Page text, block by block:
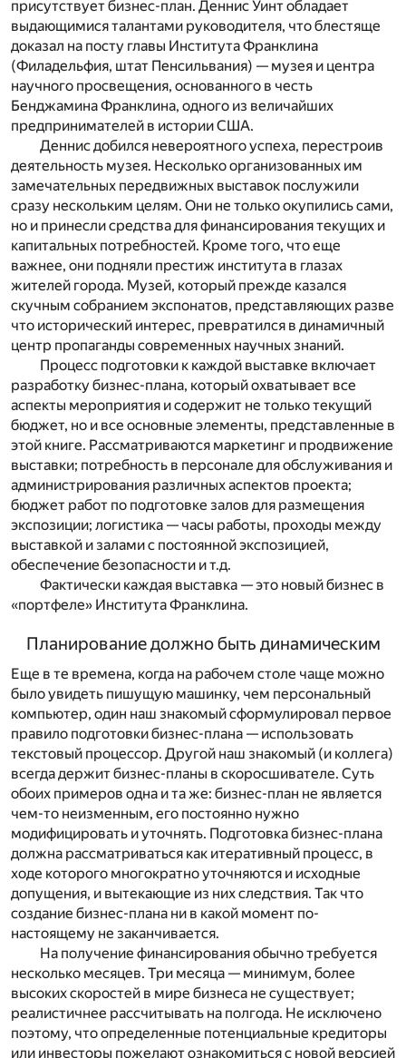
присутствует бизнес-план. Деннис Уинт обладает
выдающимися талантами руководителя, что блестяще
доказал на посту главы Института Франклина
(Филадельфия, штат Пенсильвания) — музея и центра
научного просвещения, основанного в честь
Бенджамина Франклина, одного из величайших
предпринимателей в истории США.
Деннис добился невероятного успеха, перестроив
деятельность музея. Несколько организованных им
замечательных передвижных выставок послужили
сразу нескольким целям. Они не только окупились сами,
но и принесли средства для финансирования текущих и
капитальных потребностей. Кроме того, что еще
важнее, они подняли престиж института в глазах
жителей города. Музей, который прежде казался
скучным собранием экспонатов, представляющих разве
что исторический интерес, превратился в динамичный
центр пропаганды современных научных знаний.
Процесс подготовки к каждой выставке включает
разработку бизнес-плана, который охватывает все
аспекты мероприятия и содержит не только текущий
бюджет, но и все основные элементы, представленные в
этой книге. Рассматриваются маркетинг и продвижение
выставки; потребность в персонале для обслуживания и
администрирования различных аспектов проекта;
бюджет работ по подготовке залов для размещения
экспозиции; логистика — часы работы, проходы между
выставкой и залами с постоянной экспозицией,
обеспечение безопасности и т.д.
Фактически каждая выставка — это новый бизнес в
«портфеле» Института Франклина.
Планирование должно быть динамическим
Еще в те времена, когда на рабочем столе чаще можно
было увидеть пишущую машинку, чем персональный
компьютер, один наш знакомый сформулировал первое
правило подготовки бизнес-плана — использовать
текстовый процессор. Другой наш знакомый (и коллега)
всегда держит бизнес-планы в скоросшивателе. Суть
обоих примеров одна и та же: бизнес-план не является
чем-то неизменным, его постоянно нужно
модифицировать и уточнять. Подготовка бизнес-плана
должна рассматриваться как итеративный процесс, в
ходе которого многократно уточняются и исходные
допущения, и вытекающие из них следствия. Так что
создание бизнес-плана ни в какой момент по-
настоящему не заканчивается.
На получение финансирования обычно требуется
несколько месяцев. Три месяца — минимум, более
высоких скоростей в мире бизнеса не существует;
реалистичнее рассчитывать на полгода. Не исключено
поэтому, что определенные потенциальные кредиторы
или инвесторы пожелают ознакомиться с новой версией